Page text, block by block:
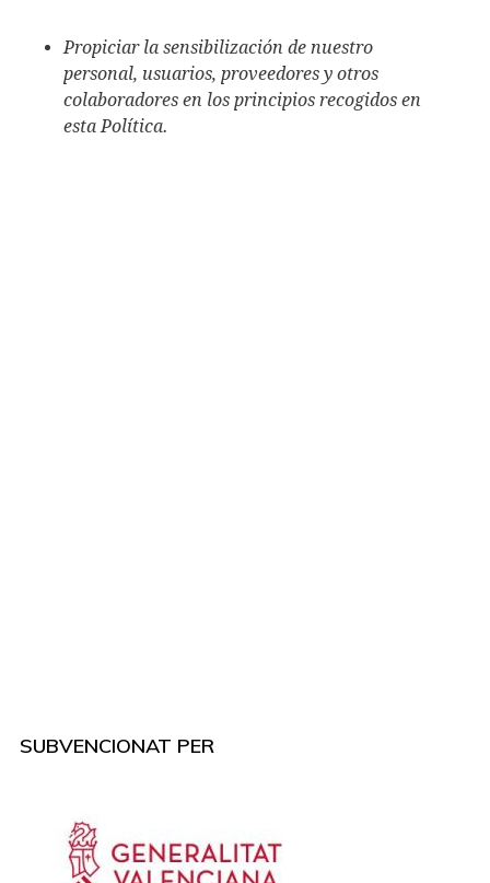
Propiciar la sensibilización de nuestro
personal, usuarios, proveedores y otros
colaboradores en los principios recogidos en
esta Política.
SUBVENCIONAT PER